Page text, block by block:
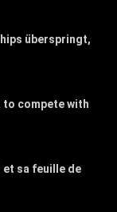
überspringt,
to compete with
et sa feuille de